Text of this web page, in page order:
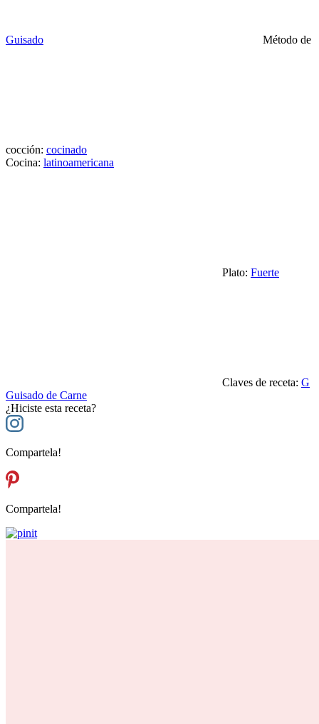
Guisado Método de
cocción: cocinado
Cocina: latinoamericana
Plato: Fuerte
Claves de receta: G
Guisado de Carne
¿Hiciste esta receta?
Compartela!
Compartela!